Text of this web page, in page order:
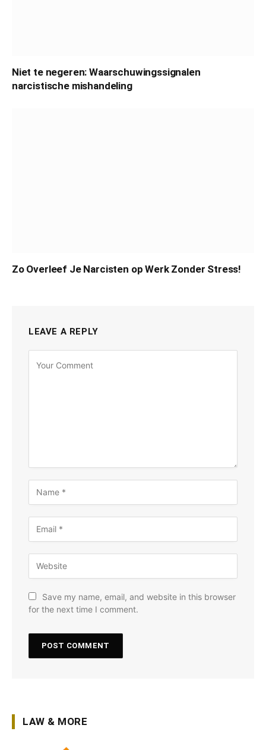
Niet te negeren: Waarschuwingssignalen
narcistische mishandeling
Zo Overleef Je Narcisten op Werk Zonder Stress!
LEAVE A REPLY
Save my name, email, and website in this browser
for the next time I comment.
LAW & MORE